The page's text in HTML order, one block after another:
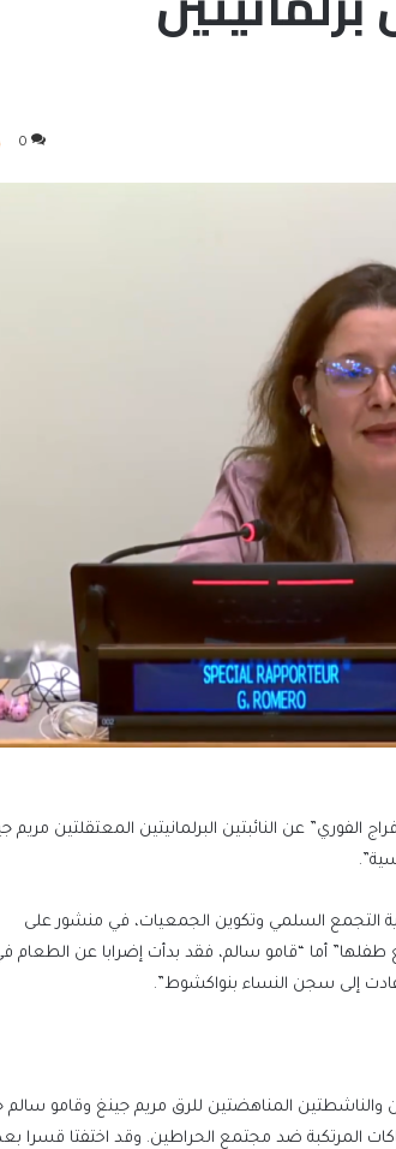
0
الفوري” عن النائبتين البرلمانيتين المعتقلتين مريم
التجمع السلمي وتكوين الجمعيات، في منشور على
والناشطتين المناهضتين للرق مريم جينغ وقامو
التنديد بالانتهاكات المرتكبة ضد مجتمع الحراطين. وقد اختفتا قسرا